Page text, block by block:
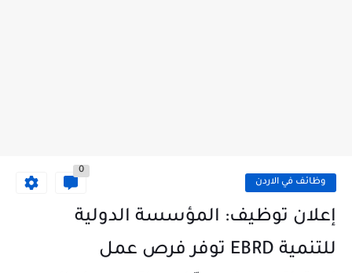
وظائف في الاردن
0
إعلان توظيف: المؤسسة الدولية
للتنمية EBRD توفر فرص عمل